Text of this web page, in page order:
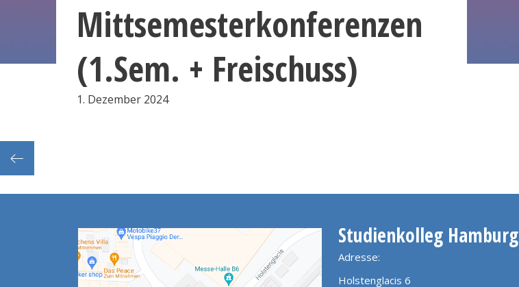
Mittsemesterkonferenzen
(1.Sem. + Freischuss)
1. Dezember 2024
Studienkolleg Hamburg
Adresse:
Holstenglacis 6